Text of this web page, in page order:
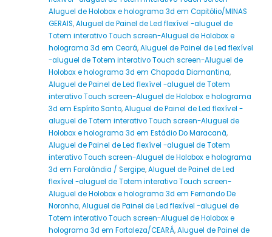
Aluguel de Holobox e holograma 3d em Capitólio/MINAS
GERAIS,Aluguel de Painel de Led flexível -aluguel de
Totem interativo Touch screen-Aluguel de Holobox e
holograma 3d em Ceará,Aluguel de Painel de Led flexível
-aluguel de Totem interativo Touch screen-Aluguel de
Holobox e holograma 3d em Chapada Diamantina,
Aluguel de Painel de Led flexível -aluguel de Totem
interativo Touch screen-Aluguel de Holobox e holograma
3d em Espírito Santo,Aluguel de Painel de Led flexível -
aluguel de Totem interativo Touch screen-Aluguel de
Holobox e holograma 3d em Estádio Do Maracanã,
Aluguel de Painel de Led flexível -aluguel de Totem
interativo Touch screen-Aluguel de Holobox e holograma
3d em Farolândia / Sergipe,Aluguel de Painel de Led
flexível -aluguel de Totem interativo Touch screen-
Aluguel de Holobox e holograma 3d em Fernando De
Noronha,Aluguel de Painel de Led flexível -aluguel de
Totem interativo Touch screen-Aluguel de Holobox e
holograma 3d em Fortaleza/CEARÁ,Aluguel de Painel de